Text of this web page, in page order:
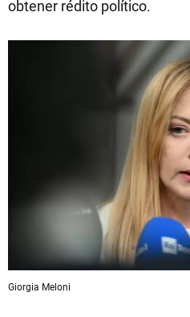
obtener rédito político.
Giorgia Meloni